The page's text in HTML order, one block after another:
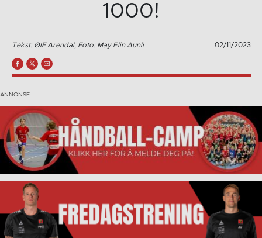
1000!
Tekst: ØIF Arendal, Foto: May Elin Aunli 02/11/2023